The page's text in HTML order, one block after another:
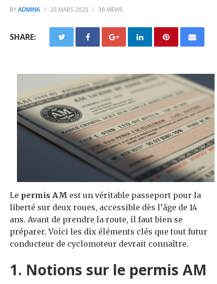
BYADMIN6 20 MARS 2025 30 VIEWS
SHARE:
Le permis AM est un véritable passeport pour la
liberté sur deux roues, accessible dès l’âge de 14
ans. Avant de prendre la route, il faut bien se
préparer. Voici les dix éléments clés que tout futur
conducteur de cyclomoteur devrait connaître.
1. Notions sur le permis AM